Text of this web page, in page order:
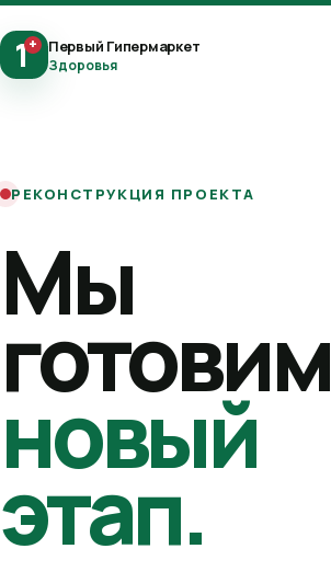
1+ Первый Гипермаркет
Здоровья
РЕКОНСТРУКЦИЯ ПРОЕКТА
Мы
готовим
новый
этап.